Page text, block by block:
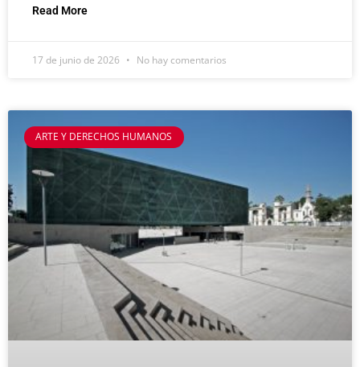
Read More
17 de junio de 2026 No hay comentarios
ARTE Y DERECHOS HUMANOS